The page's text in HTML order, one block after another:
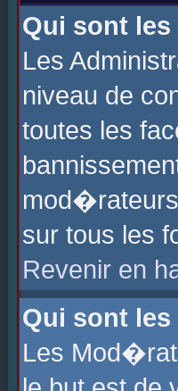
Qui sont
Les
niveau de
toutes les
sur tous les
Revenir en
Qui sont
Les